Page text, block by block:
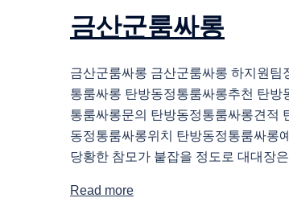
금산군룸싸롱
금산군룸싸롱 금산군룸싸롱 하지원팀
통룸싸롱 탄방동정통룸싸롱추천 탄방
통룸싸롱문의 탄방동정통룸싸롱견적
동정통룸싸롱위치 탄방동정통룸싸
당황한 참모가 붙잡을 정도로 대대장
Read more